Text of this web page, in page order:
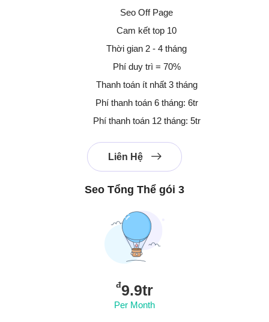
Seo Off Page
Cam kết top 10
Thời gian 2 - 4 tháng
Phí duy trì = 70%
Thanh toán ít nhất 3 tháng
Phí thanh toán 6 tháng: 6tr
Phí thanh toán 12 tháng: 5tr
Liên Hệ
Seo Tổng Thể gói 3
đ9.9tr
Per Month